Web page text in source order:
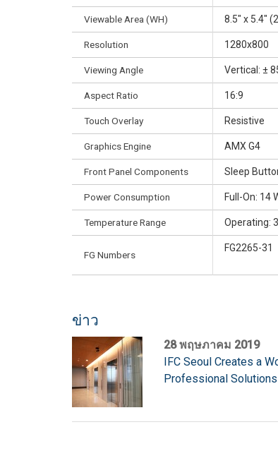
Viewable Area (WH) 8.5" x 5.4"
Resolution 1280x800
Viewing Angle Vertical: ±
Aspect Ratio 16:9
Touch Overlay Resistive
Graphics Engine AMX G4
Front Panel Components Sleep
Power Consumption Full-On: 14
Temperature Range Operating:
FG Numbers
FG2265-31
ข่าว
28 พฤษภาคม 2019
IFC Seoul Creates a
Professional Solutions